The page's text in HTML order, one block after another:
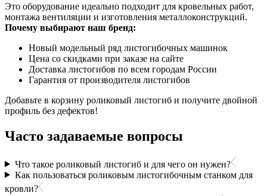
Это оборудование идеально подходит для кровельных работ,
монтажа вентиляции и изготовления металлоконструкций.
Почему выбирают наш бренд:
Новый модельный ряд листогибочных машинок
Цена со скидками при заказе на сайте
Доставка листогибов по всем городам России
Гарантия от производителя листогибов
Добавьте в корзину роликовый листогиб и получите двойной
профиль без дефектов!
Часто задаваемые вопросы
Что такое роликовый листогиб и для чего он нужен?
Как пользоваться роликовым листогибочным станком для
кровли?